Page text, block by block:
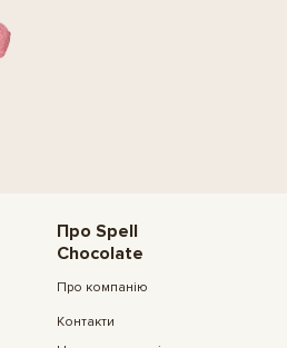
Про Spell
Chocolate
Про компанію
Контакти